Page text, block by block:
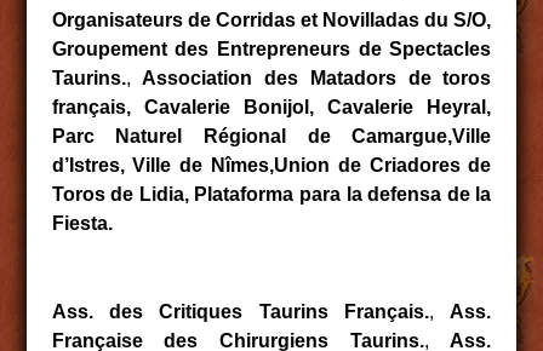
Organisateurs de Corridas et Novilladas du S/O,
Groupement des Entrepreneurs de Spectacles
Taurins.,Association des Matadors de toros
français, Cavalerie Bonijol, Cavalerie Heyral,
Parc Naturel Régional de Camargue,Ville
d’Istres, Ville de Nîmes,Union de Criadores de
Toros de Lidia, Plataforma para la defensa de la
Fiesta.
Ass. des Critiques Taurins Français.,Ass.
Française des Chirurgiens Taurins.,Ass.